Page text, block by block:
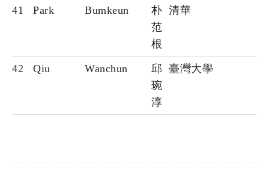
41 Park Bumkeun
朴
范
根
清華
42 Qiu Wanchun
邱
琬
淳
臺灣大學